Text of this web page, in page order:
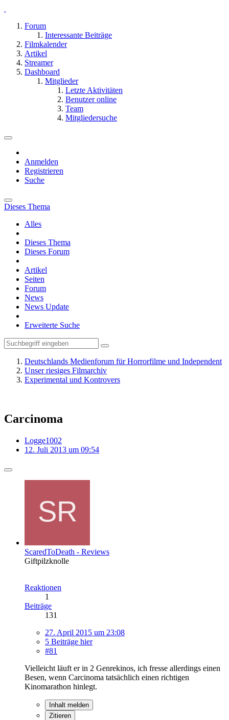
Forum
Interessante Beiträge
Filmkalender
Artikel
Streamer
Dashboard
Mitglieder
Letzte Aktivitäten
Benutzer online
Team
Mitgliedersuche
Anmelden
Registrieren
Suche
Dieses Thema
Alles
Dieses Thema
Dieses Forum
Artikel
Seiten
Forum
News
News Update
Erweiterte Suche
Deutschlands Medienforum für Horrorfilme und Independent
Unser riesiges Filmarchiv
Experimental und Kontrovers
Carcinoma
Logge1002
12. Juli 2013 um 09:54
ScaredToDeath - Reviews
Giftpilzknolle
Reaktionen
1
Beiträge
131
27. April 2015 um 23:08
5 Beiträge hier
#81
Vielleicht läuft er in 2 Genrekinos, ich fresse allerdings einen
Besen, wenn Carcinoma tatsächlich einen richtigen
Kinomarathon hinlegt.
Inhalt melden
Zitieren